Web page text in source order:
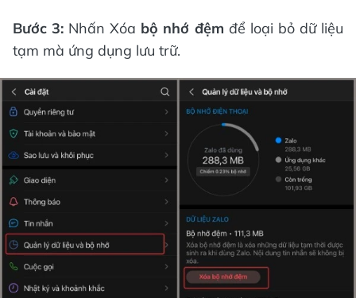
Bước 3: Nhấn Xóa bộ nhớ đệm để loại bỏ dữ liệu
tạm mà ứng dụng lưu trữ.